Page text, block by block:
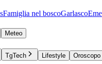
Famiglia nel boscoGarlasco
Meteo
TgTech Lifestyle Oroscopo